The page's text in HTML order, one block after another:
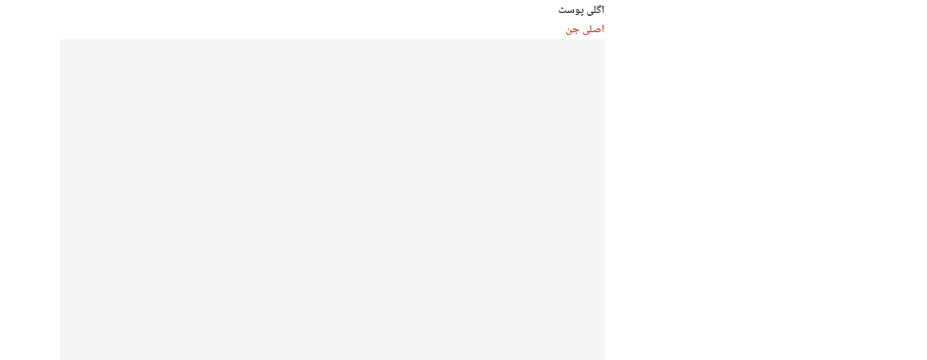
اگلی پوسٹ
اصلی جن